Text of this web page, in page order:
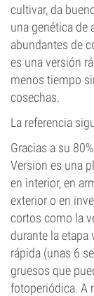
cultivar, da
una genética de
abundantes de
es una versión
menos tiempo
cosechas.
La referencia
Gracias a su
Version es una
en interior, en
exterior o en
cortos como la
durante la etapa
rápida (unas 6
gruesos que
fotoperiódica. A